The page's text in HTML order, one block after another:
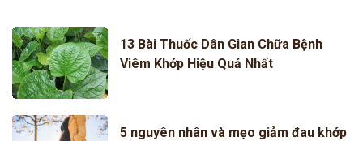
13 Bài Thuốc Dân Gian Chữa Bệnh
Viêm Khớp Hiệu Quả Nhất
5 nguyên nhân và mẹo giảm đau khớp